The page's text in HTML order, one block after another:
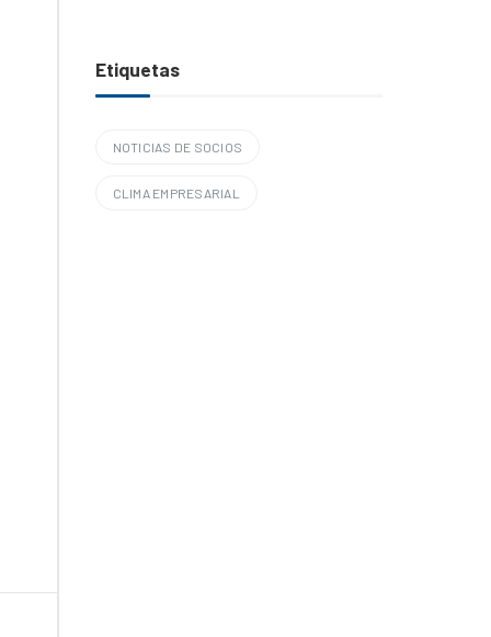
Etiquetas
NOTICIAS DE SOCIOS
CLIMA EMPRESARIAL